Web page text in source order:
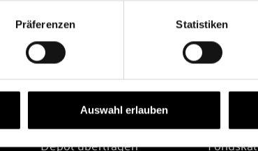
Präferenzen Statistiken
Auswahl erlauben
DEPOT
Depot übertragen
FONDS